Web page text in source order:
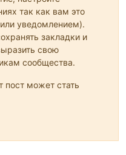
так как вам это
уведомлением).
закладки и
свою
сообщества.
пост может стать